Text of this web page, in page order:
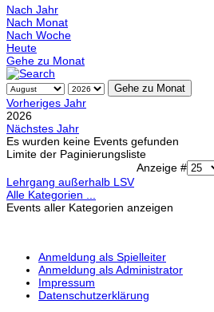
Nach Jahr
Nach Monat
Nach Woche
Heute
Gehe zu Monat
Gehe zu Monat
Vorheriges Jahr
2026
Nächstes Jahr
Es wurden keine Events gefunden
Limite der Paginierungsliste
Anzeige #
Lehrgang außerhalb LSV
Alle Kategorien ...
Events aller Kategorien anzeigen
Anmeldung als Spielleiter
Anmeldung als Administrator
Impressum
Datenschutzerklärung